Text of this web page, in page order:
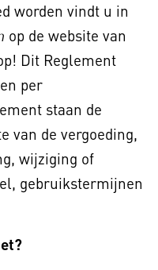
worden vindt u in
op de website van
Dit Reglement
per
staan de
van de vergoeding,
wijziging of
gebruikstermijnen